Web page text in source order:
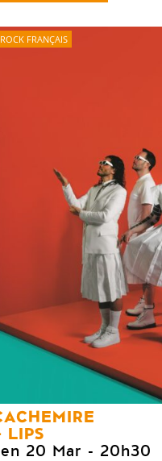
ROCK FRANÇAIS
LIPS
20 Mar - 20h30